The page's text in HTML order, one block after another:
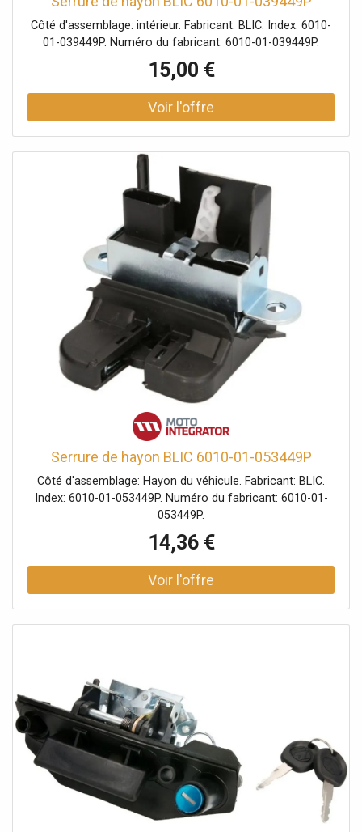
Côté d'assemblage: intérieur. Fabricant: BLIC. Index: 6010-
01-039449P. Numéro du fabricant: 6010-01-039449P.
15,00 €
Serrure de hayon BLIC 6010-01-053449P
Côté d'assemblage: Hayon du véhicule. Fabricant: BLIC.
Index: 6010-01-053449P. Numéro du fabricant: 6010-01-
053449P.
14,36 €